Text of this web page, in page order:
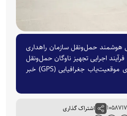
هوشمند حمل‌ونقل سازمان راهداری
اجرایی تجهیز ناوگان حمل‌ونقل
کالا و مسافر به سامانه‌های موقعیت‌یاب جغرافیایی (GPS) خبر
اشتراک گذاری